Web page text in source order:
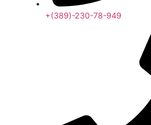
+(389)-230-78-949